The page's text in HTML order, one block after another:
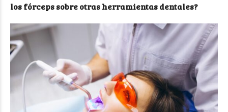
los fórceps sobre otras herramientas dentales?